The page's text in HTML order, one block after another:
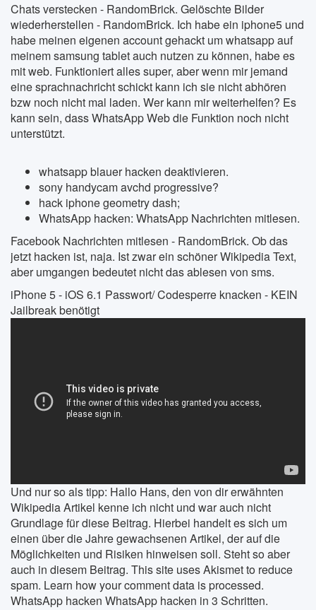
Chats verstecken - RandomBrick. Gelöschte Bilder
wiederherstellen - RandomBrick. Ich habe ein iphone5 und
habe meinen eigenen account gehackt um whatsapp auf
meinem samsung tablet auch nutzen zu können, habe es
mit web. Funktioniert alles super, aber wenn mir jemand
eine sprachnachricht schickt kann ich sie nicht abhören
bzw noch nicht mal laden. Wer kann mir weiterhelfen? Es
kann sein, dass WhatsApp Web die Funktion noch nicht
unterstützt.
whatsapp blauer hacken deaktivieren.
sony handycam avchd progressive?
hack iphone geometry dash;
WhatsApp hacken: WhatsApp Nachrichten mitlesen.
Facebook Nachrichten mitlesen - RandomBrick. Ob das
jetzt hacken ist, naja. Ist zwar ein schöner Wikipedia Text,
aber umgangen bedeutet nicht das ablesen von sms.
iPhone 5 - iOS 6.1 Passwort/ Codesperre knacken - KEIN
Jailbreak benötigt
Und nur so als tipp: Hallo Hans, den von dir erwähnten
Wikipedia Artikel kenne ich nicht und war auch nicht
Grundlage für diese Beitrag. Hierbei handelt es sich um
einen über die Jahre gewachsenen Artikel, der auf die
Möglichkeiten und Risiken hinweisen soll. Steht so aber
auch in diesem Beitrag. This site uses Akismet to reduce
spam. Learn how your comment data is processed.
WhatsApp hacken WhatsApp hacken in 3 Schritten.